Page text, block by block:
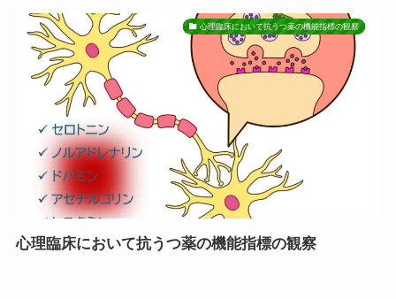
心理臨床において抗うつ薬の機能指標の観察
心理臨床において抗うつ薬の機能指標の観察